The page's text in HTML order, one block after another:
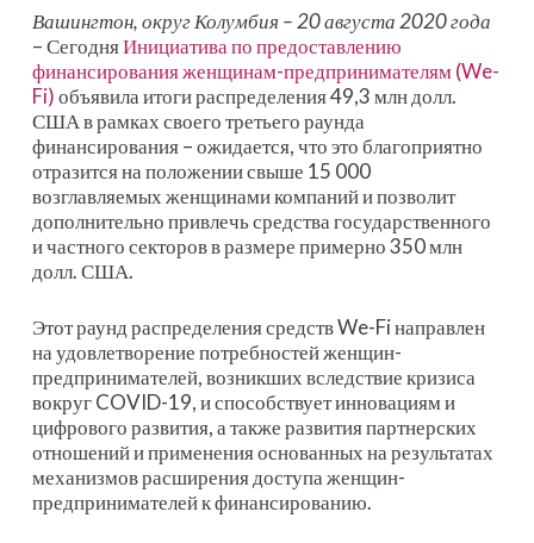
Вашингтон, округ Колумбия – 20 августа 2020 года
– СегодняИнициатива по предоставлению
финансирования женщинам-предпринимателям (We-
Fi)объявила итоги распределения 49,3 млн долл.
США в рамках своего третьего раунда
финансирования – ожидается, что это благоприятно
отразится на положении свыше 15 000
возглавляемых женщинами компаний и позволит
дополнительно привлечь средства государственного
и частного секторов в размере примерно 350 млн
долл. США.
Этот раунд распределения средств We-Fi направлен
на удовлетворение потребностей женщин-
предпринимателей, возникших вследствие кризиса
вокруг COVID-19, и способствует инновациям и
цифрового развития, а также развития партнерских
отношений и применения основанных на результатах
механизмов расширения доступа женщин-
предпринимателей к финансированию.